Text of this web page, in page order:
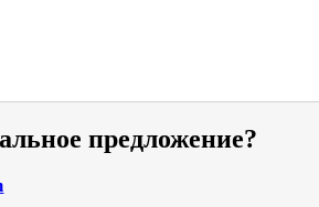
предложение?